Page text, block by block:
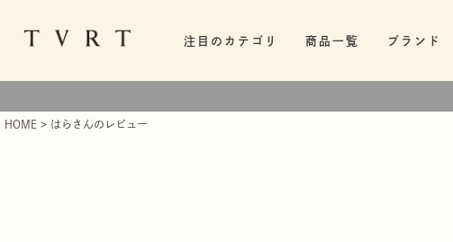
注目のカテゴリ 商品一覧 ブランド
HOME はらさんのレビュー